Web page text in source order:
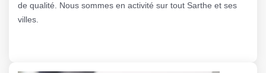
de qualité. Nous sommes en activité sur tout Sarthe et ses
villes.